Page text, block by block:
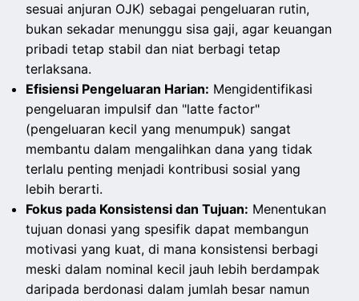
sesuai anjuran OJK) sebagai pengeluaran rutin,
bukan sekadar menunggu sisa gaji, agar keuangan
pribadi tetap stabil dan niat berbagi tetap
terlaksana.
Efisiensi Pengeluaran Harian: Mengidentifikasi
pengeluaran impulsif dan "latte factor"
(pengeluaran kecil yang menumpuk) sangat
membantu dalam mengalihkan dana yang tidak
terlalu penting menjadi kontribusi sosial yang
lebih berarti.
Fokus pada Konsistensi dan Tujuan: Menentukan
tujuan donasi yang spesifik dapat membangun
motivasi yang kuat, di mana konsistensi berbagi
meski dalam nominal kecil jauh lebih berdampak
daripada berdonasi dalam jumlah besar namun